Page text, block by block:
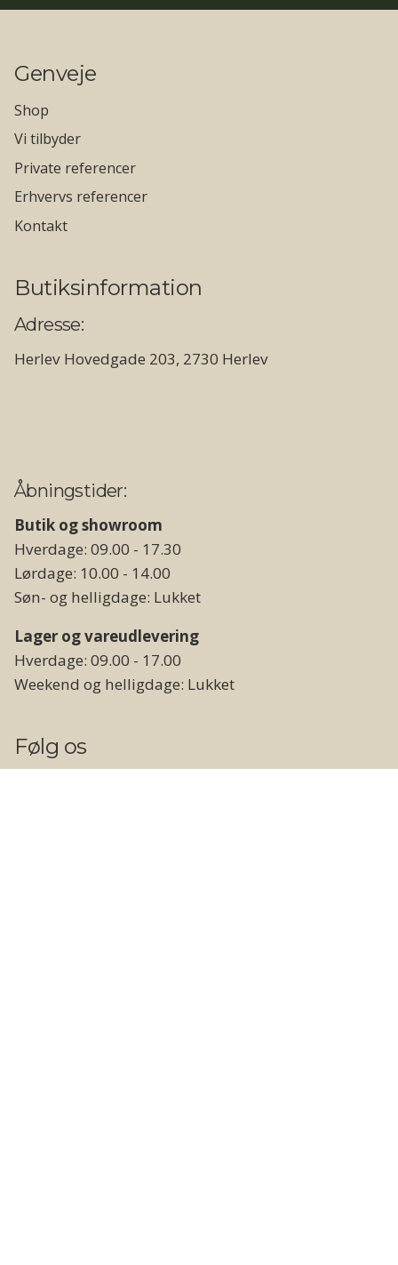
Genveje
Shop
Vi tilbyder
Private referencer
Erhvervs referencer
Kontakt
Butiksinformation
Adresse:
Herlev Hovedgade 203, 2730 Herlev
Åbningstider:
Butik og showroom
Hverdage: 09.00 - 17.30
Lørdage: 10.00 - 14.00
Søn- og helligdage: Lukket
Lager og vareudlevering
Hverdage: 09.00 - 17.00
Weekend og helligdage: Lukket
Følg os